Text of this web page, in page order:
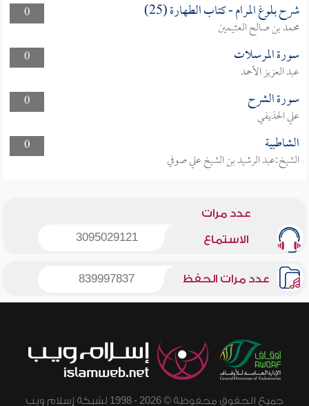
0
شرح بلوغ المرام - كتاب الطهارة (25)
محمد بن صالح العثيمين
0
سورة المرسلات
عبد العزيز الأحمد
0
سورة الشرح
علي الحذيفي
0
الشاطبية
الشيخ:عبد الرشيد بن الشيخ علي صوفي
عدد مرات
الاستماع 3095029121
عدد مرات الحفظ 839997837
جميع الحقوق محفوظة © 2026 - 1998 لشبكة إسلام ويب